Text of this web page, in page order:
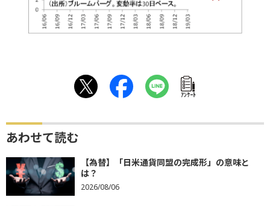
ｱﾝｹｰﾄ
あわせて読む
【為替】「日米通貨同盟の完成形」の意味と
は？
2026/08/06